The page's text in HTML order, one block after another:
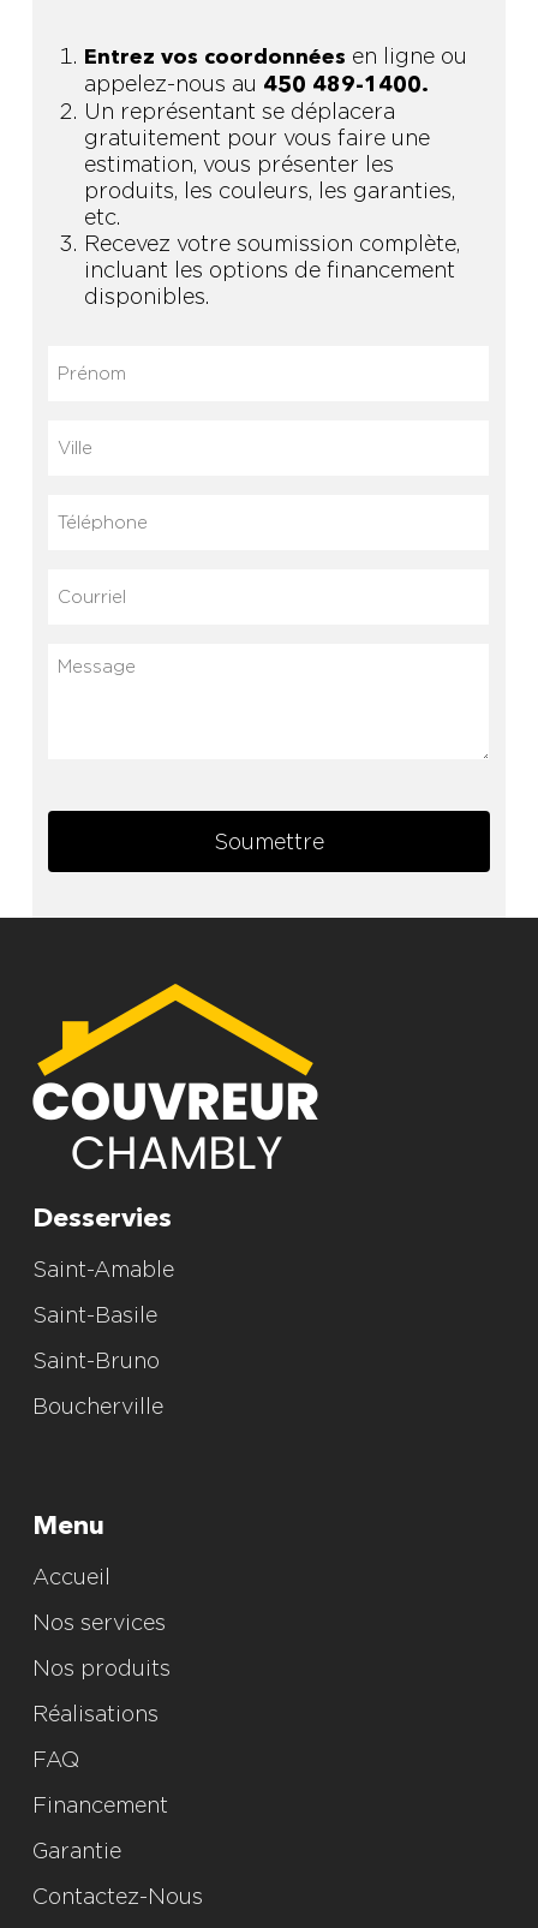
Entrez vos coordonnées en ligne ou
appelez-nous au 450 489-1400.
Un représentant se déplacera
gratuitement pour vous faire une
estimation, vous présenter les
produits, les couleurs, les garanties,
etc.
Recevez votre soumission complète,
incluant les options de financement
disponibles.
Message
Soumettre
Alternative:
Desservies
Saint-Amable
Saint-Basile
Saint-Bruno
Boucherville
Menu
Accueil
Nos services
Nos produits
Réalisations
FAQ
Financement
Garantie
Contactez-Nous